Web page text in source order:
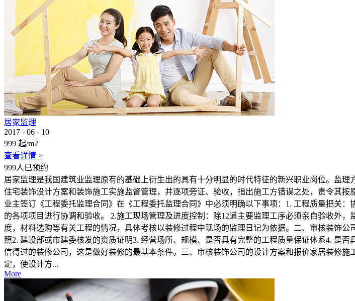
居家监理
2017 - 06 - 10
999 起/m2
查看详情 >
999人已预约
居家监理是我国建筑业监理原有的基础上衍生出的具有十分明显的时代特征的新兴职业岗位。监
住宅装饰设计方案和装饰施工实施监督管理，并逐项旁证、验收，指出施工方错误之处，责令其
业主签订《工程委托监理合同》在《工程委托监理合同》中必须明确以下事项：1. 工程质量把关
的各项项目进行协调和验收。 2.施工现场管理及进度控制：除12道主要监理工序必须亲自验收外
度，材料选购等有关工程的情况，具体考核以装修过程中现场的监理日记为依据。二、审核装饰
照2. 建设部或市建委核发的资质证明3. 经营场所、规模、是否具有完整的工程质量保证体系4. 是
信得过的装修公司，这是做好装修的最基本条件。三、审核装饰公司的设计方案和报价家居装修
定，使设计方...
More